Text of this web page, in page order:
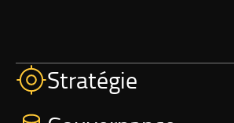
Stratégie